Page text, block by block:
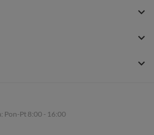
Pon-Pt 8:00 - 16:00